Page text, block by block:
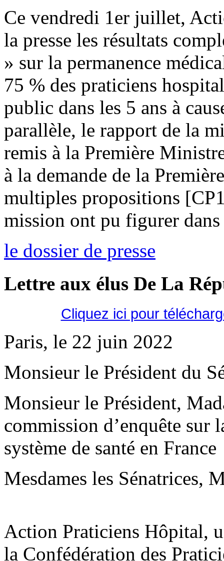
Ce vendredi 1er juillet,
la presse les résultats
» sur la permanence
75 % des praticiens
public dans les 5 ans à
parallèle, le rapport de la
remis à la Première
à la demande de la
multiples propositions
mission ont pu figurer
le dossier de presse
Lettre aux élus De La
Cliquez ici pour
Paris, le 22 juin 2022
Monsieur le Président du
Monsieur le Président,
commission d’enquête sur
système de santé en France
Mesdames les Sénatrices,
Action Praticiens Hôpital,
la Confédération des